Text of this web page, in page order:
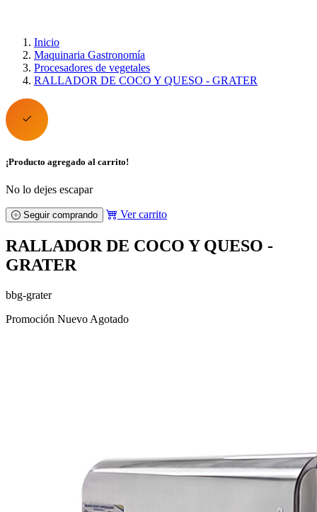
Inicio
Maquinaria Gastronomía
Procesadores de vegetales
RALLADOR DE COCO Y QUESO - GRATER
¡Producto agregado al carrito!
No lo dejes escapar
Seguir comprando Ver carrito
RALLADOR DE COCO Y QUESO -
GRATER
bbg-grater
Promoción Nuevo Agotado